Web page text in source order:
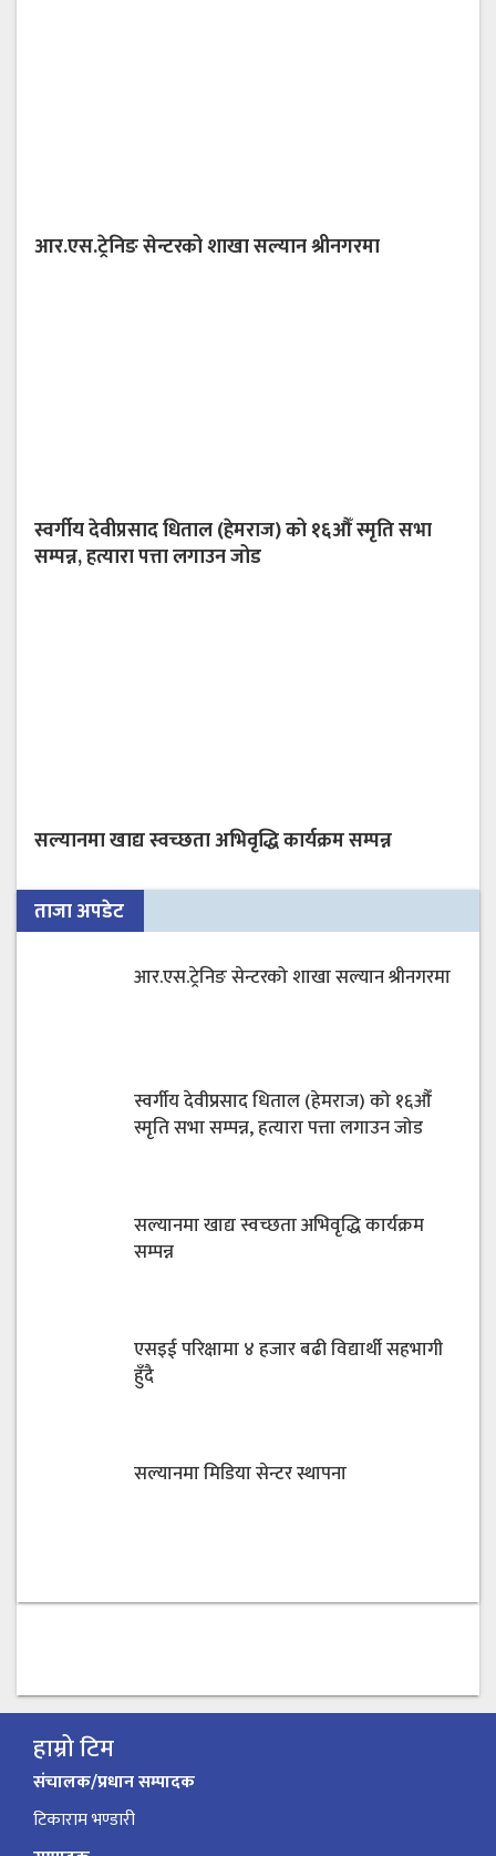
आर.एस.ट्रेनिङ सेन्टरको शाखा सल्यान श्रीनगरमा
स्वर्गीय देवीप्रसाद धिताल (हेमराज) को १६औँ स्मृति सभा
सम्पन्न, हत्यारा पत्ता लगाउन जोड
सल्यानमा खाद्य स्वच्छता अभिवृद्धि कार्यक्रम सम्पन्न
ताजा अपडेट
आर.एस.ट्रेनिङ सेन्टरको शाखा सल्यान श्रीनगरमा
स्वर्गीय देवीप्रसाद धिताल (हेमराज) को १६औँ
स्मृति सभा सम्पन्न, हत्यारा पत्ता लगाउन जोड
सल्यानमा खाद्य स्वच्छता अभिवृद्धि कार्यक्रम
सम्पन्न
एसइई परिक्षामा ४ हजार बढी विद्यार्थी सहभागी
हुँदै
सल्यानमा मिडिया सेन्टर स्थापना
हाम्रो टिम
संचालक/प्रधान सम्पादक
टिकाराम भण्डारी